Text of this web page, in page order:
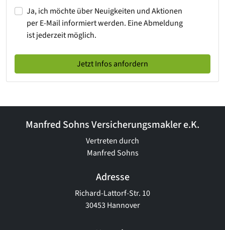
Ja, ich möchte über Neuigkeiten und Aktionen
per E-Mail informiert werden. Eine Abmeldung
ist jederzeit möglich.
Jetzt Infos anfordern
Manfred Sohns Versicherungsmakler e.K.
Vertreten durch
Manfred Sohns
Adresse
Richard-Lattorf-Str. 10
30453 Hannover